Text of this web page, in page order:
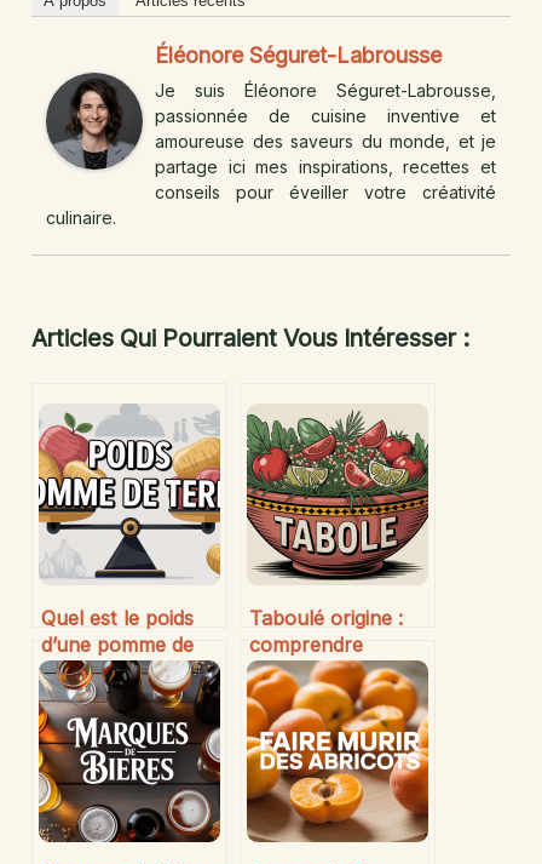
Éléonore Séguret-Labrousse
Je suis Éléonore Séguret-Labrousse,
passionnée de cuisine inventive et
amoureuse des saveurs du monde, et je
partage ici mes inspirations, recettes et
conseils pour éveiller votre créativité
culinaire.
Articles Qui Pourraient Vous Intéresser :
Quel est le poids
d’une pomme de
terre et pourquoi le
connaître est utile
Taboulé origine :
comprendre
l’histoire et les
traditions de ce
plat emblématique